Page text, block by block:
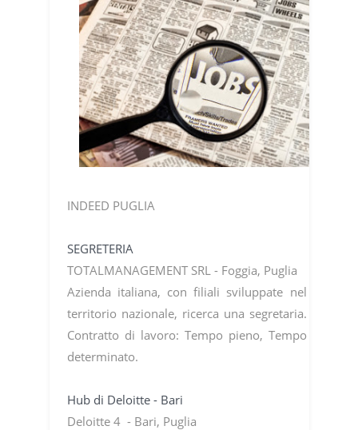
INDEED PUGLIA
SEGRETERIA
TOTALMANAGEMENT SRL - Foggia, Puglia
Azienda italiana, con filiali sviluppate nel
territorio nazionale, ricerca una segretaria.
Contratto di lavoro: Tempo pieno, Tempo
determinato.
Hub di Deloitte - Bari
Deloitte 4 - Bari, Puglia